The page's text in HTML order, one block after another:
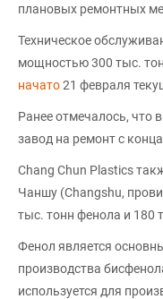
плановых ремонтных
Техническое
мощностью 300 тыс.
начато21 февраля
Ранее отмечалось, что
завод на ремонт с
Chang Chun Plastics
Чаншу (Changshu,
тыс. тонн фенола и 180
Фенол является
производства
используется для